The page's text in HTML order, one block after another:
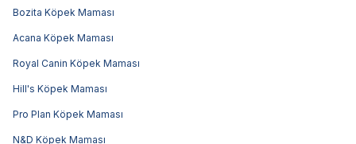
Bozita Köpek Maması
Acana Köpek Maması
Royal Canin Köpek Maması
Hill's Köpek Maması
Pro Plan Köpek Maması
N&D Köpek Maması